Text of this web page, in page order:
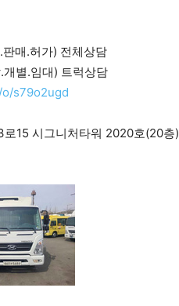
매.허가) 전체상담
별.임대) 트럭상담
s79o2ugd
15 시그니처타워 2020호(20층)